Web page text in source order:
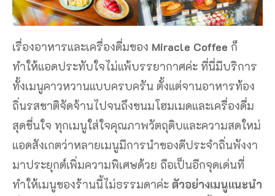
เรื่องอาหารและเครื่องดื่มของ Miracle Coffee ก็
ทำให้แอดประทับใจไม่แพ้บรรยากาศค่ะ ที่นี่มีบริการ
ทั้งเมนูคาวหวานแบบครบครัน ตั้งแต่จานอาหารท้อง
ถิ่นรสชาติจัดจ้านไปจนถึงขนมโฮมเมดและเครื่องดื่ม
สุดชื่นใจ ทุกเมนูใส่ใจคุณภาพวัตถุดิบและความสดใหม่
แอดสังเกตว่าหลายเมนูมีการนำของดีประจำถิ่นพังงา
มาประยุกต์เพิ่มความพิเศษด้วย ถือเป็นอีกจุดเด่นที่
ทำให้เมนูของร้านนี้ไม่ธรรมดาค่ะ ตัวอย่างเมนูแนะนำ